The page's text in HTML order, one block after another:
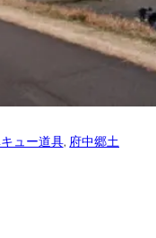
ュー道具, 府中郷土